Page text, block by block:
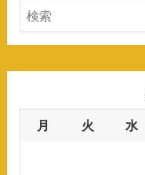
月 火 水